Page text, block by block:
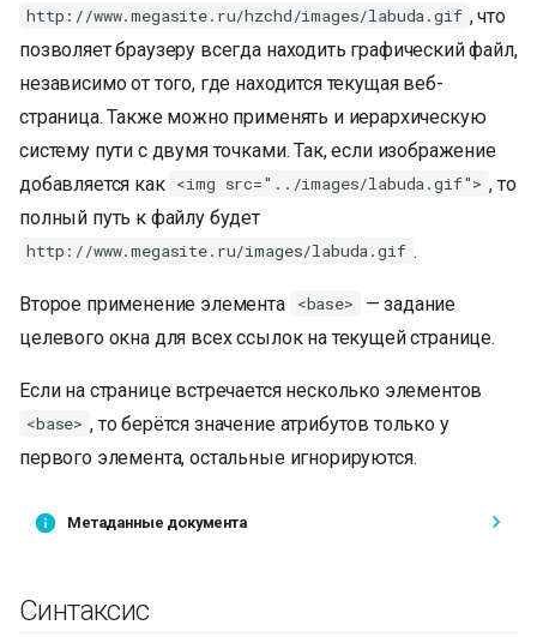
к
а
http://www.megasite.ru/hzchd/images/labuda.gif , что
позволяет браузеру всегда находить графический файл,
независимо от того, где находится текущая веб-
страница. Также можно применять и иерархическую
систему пути с двумя точками. Так, если изображение
добавляется как <img src="../images/labuda.gif"> , то
полный путь к файлу будет
http://www.megasite.ru/images/labuda.gif .
Второе применение элемента <base>
— задание
целевого окна для всех ссылок на текущей странице.
Если на странице встречается несколько элементов
<base> , то берётся значение атрибутов только у
первого элемента, остальные игнорируются.
Метаданные документа
Синтаксис